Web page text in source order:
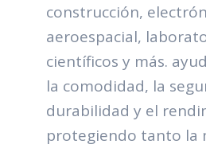
construcción,
aeroespacial,
científicos y más.
la comodidad, la
durabilidad y el
protegiendo tanto la